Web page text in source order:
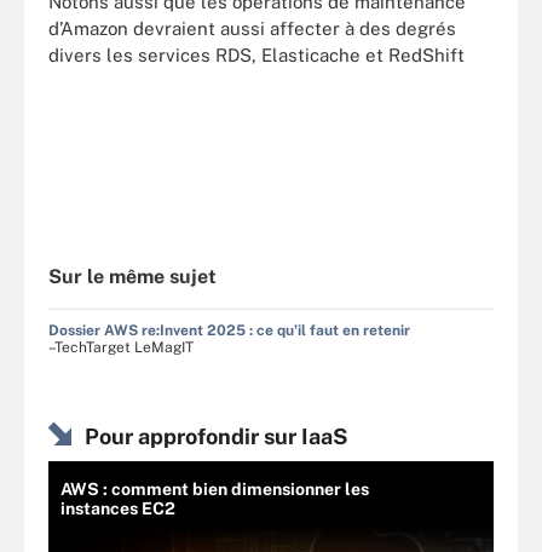
d’Amazon devraient aussi affecter à des degrés
divers les services RDS, Elasticache et RedShift
Sur le même sujet
Dossier AWS re:Invent 2025 : ce qu'il faut en retenir
–TechTarget LeMagIT
Pour approfondir sur IaaS
AWS : comment bien dimensionner les
instances EC2